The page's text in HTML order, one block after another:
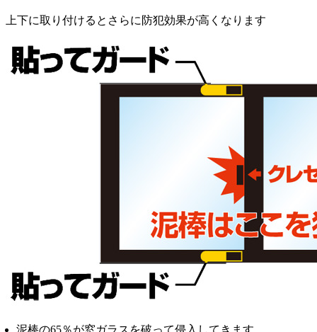
上下に取り付けるとさらに防犯効果が高くなります
泥棒の65％が窓ガラスを破って侵入してきます。